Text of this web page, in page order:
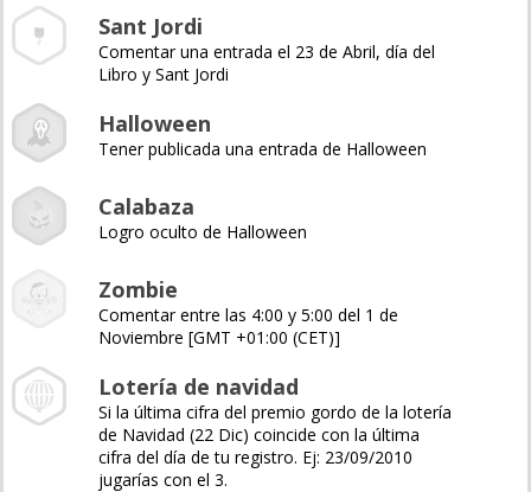
Sant Jordi
Comentar una entrada el 23 de Abril, día del
Libro y Sant Jordi
Halloween
Tener publicada una entrada de Halloween
Calabaza
Logro oculto de Halloween
Zombie
Comentar entre las 4:00 y 5:00 del 1 de
Noviembre [GMT +01:00 (CET)]
Lotería de navidad
Si la última cifra del premio gordo de la lotería
de Navidad (22 Dic) coincide con la última
cifra del día de tu registro. Ej: 23/09/2010
jugarías con el 3.